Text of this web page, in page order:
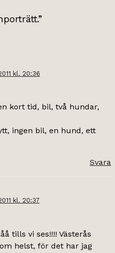
kl. 20:36
kort tid, bil, två hundar,
ingen bil, en hund, ett
Svara
kl. 20:37
tills vi ses!!!! Västerås
helst, för det har jag